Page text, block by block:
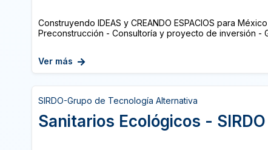
Construyendo IDEAS y CREANDO ESPACIOS para
Preconstrucción - Consultoría y proyecto de inversión -
Ver más
SIRDO-Grupo de Tecnología Alternativa
Sanitarios Ecológicos - SIRDO